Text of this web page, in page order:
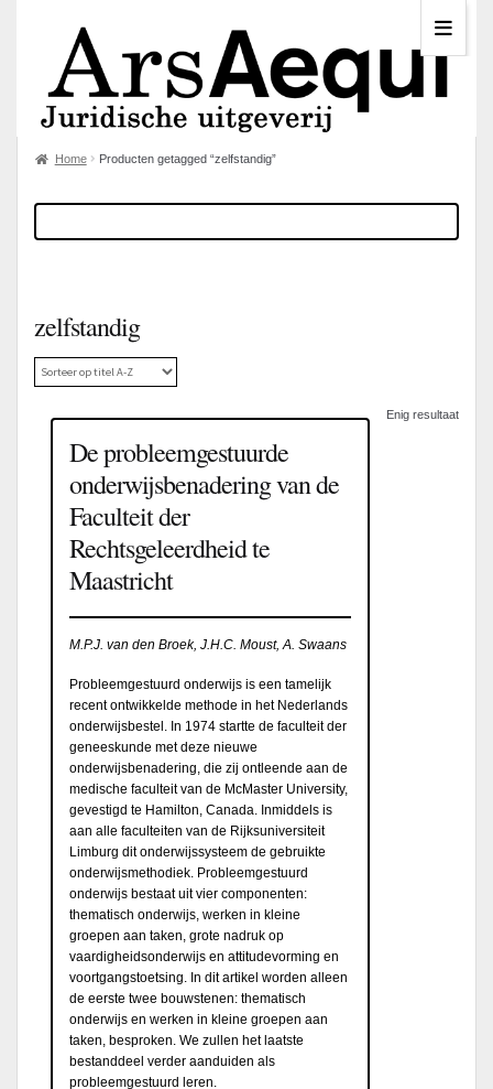
Home Producten getagged “zelfstandig”
zelfstandig
Enig resultaat
De probleemgestuurde
onderwijsbenadering van de
Faculteit der
Rechtsgeleerdheid te
Maastricht
M.P.J. van den Broek, J.H.C. Moust, A. Swaans
Probleemgestuurd onderwijs is een tamelijk
recent ontwikkelde methode in het Nederlands
onderwijsbestel. In 1974 startte de faculteit der
geneeskunde met deze nieuwe
onderwijsbenadering, die zij ontleende aan de
medische faculteit van de McMaster University,
gevestigd te Hamilton, Canada. Inmiddels is
aan alle faculteiten van de Rijksuniversiteit
Limburg dit onderwijssysteem de gebruikte
onderwijsmethodiek. Probleemgestuurd
onderwijs bestaat uit vier componenten:
thematisch onderwijs, werken in kleine
groepen aan taken, grote nadruk op
vaardigheidsonderwijs en attitudevorming en
voortgangstoetsing. In dit artikel worden alleen
de eerste twee bouwstenen: thematisch
onderwijs en werken in kleine groepen aan
taken, besproken. We zullen het laatste
bestanddeel verder aanduiden als
probleemgestuurd leren.